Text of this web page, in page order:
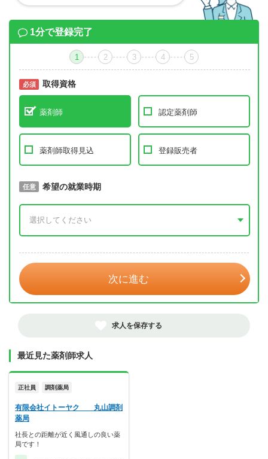
1分で登録完了
1 2 3 4 5
必須 取得資格
薬剤師 認定薬剤師
薬剤師取得見込 登録販売者
必須 取得予定年
任意 希望の就業時期
次に進む
求人を保存する
最近見た薬剤師求人
正社員 調剤薬局
有限会社イトーヤク 丸山調剤
薬局
社長との距離が近く風通しの良い薬
局です！